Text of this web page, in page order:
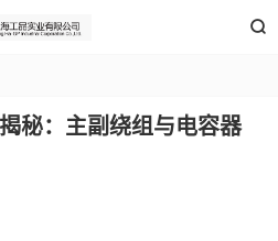

秘：主副绕组与电容器